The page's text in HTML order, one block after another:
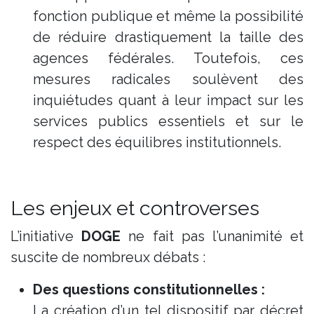
fonction publique et même la possibilité
de réduire drastiquement la taille des
agences fédérales. Toutefois, ces
mesures radicales soulèvent des
inquiétudes quant à leur impact sur les
services publics essentiels et sur le
respect des équilibres institutionnels.
Les enjeux et controverses
L’initiative DOGE ne fait pas l’unanimité et
suscite de nombreux débats :
Des questions constitutionnelles :
La création d’un tel dispositif par décret